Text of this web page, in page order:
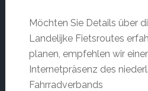
Möchten Sie Details über
Landelijke Fietsroutes
planen, empfehlen wir
Internetpräsenz des
Fahrradverbands